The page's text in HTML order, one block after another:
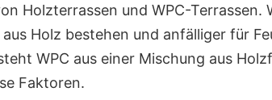
Holzterrassen und WPC-Terrassen.
Holz bestehen und anfälliger für
WPC aus einer Mischung aus
Faktoren.